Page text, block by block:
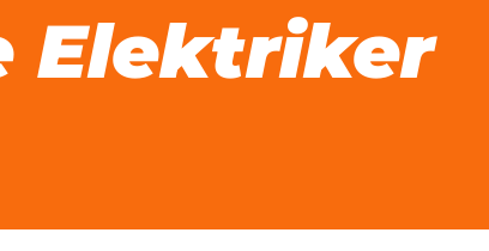
Elektriker